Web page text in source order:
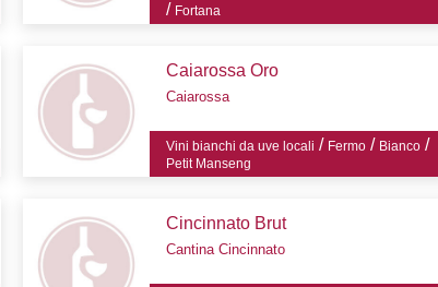
/ Fortana
Caiarossa Oro
Caiarossa
Vini bianchi da uve locali / Fermo / Bianco /
Petit Manseng
Cincinnato Brut
Cantina Cincinnato